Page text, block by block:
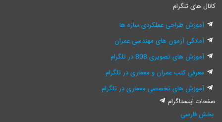
کانال های تلگرام
آموزش طراحی عملکردی سازه ها
آمادگی آزمون های مهندسی عمران
آموزش های تصویری 808 در تلگرام
معرفی کتب عمران و معماری در تلگرام
آموزش های تخصصی معماری در تلگرام
صفحات اینستاگرام
بخش فارسی